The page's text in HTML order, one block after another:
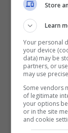
Night
Noyz
Guè
& Taxi
Store
Learn
Your personal
your device
data) may be
partners, or
may use
Some vendors
of legitimate
your options
or in the site
and cookie